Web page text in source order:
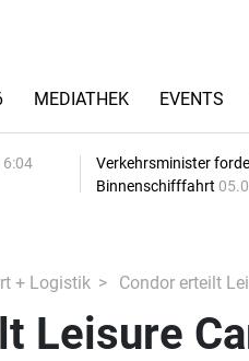
MEDIATHEK EVENTS
Verkehrsminister
Binnenschifffahrt
+ Logistik Condor erteilt
Leisure